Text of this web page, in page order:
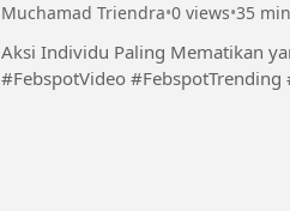
Muchamad Triendra•0 views•35
Aksi Individu Paling Mematikan yang
#FebspotVideo